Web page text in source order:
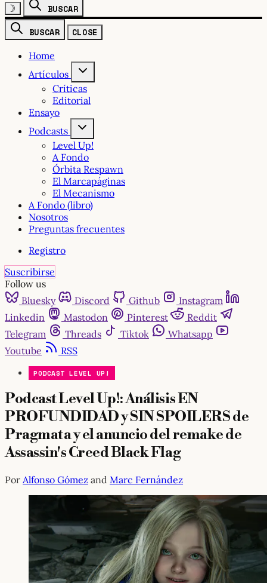
☽
BUSCAR
BUSCAR
CLOSE
Home
Artículos
Críticas
Editorial
Ensayo
Podcasts
Level Up!
A Fondo
Órbita Respawn
El Marcapáginas
El Mecanismo
A Fondo (libro)
Nosotros
Preguntas frecuentes
Registro
Suscribirse
Follow us
Bluesky
Discord Github
Instagram
Linkedin
Mastodon Pinterest
Reddit
Telegram
Threads Tiktok
Whatsapp
Youtube
RSS
PODCAST LEVEL UP!
Podcast Level Up!: Análisis EN
PROFUNDIDAD y SIN SPOILERS de
Pragmata y el anuncio del remake de
Assassin's Creed Black Flag
Por Alfonso Gómez and Marc Fernández